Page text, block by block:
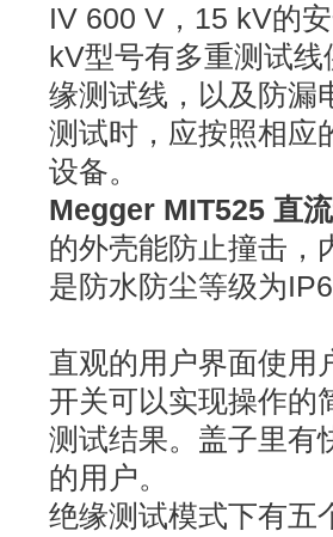
IV 600 V，15 kV的
kV型号有多重测试
缘测试线，以及防漏
测试时，应按照相应
设备。
Megger MIT525 直
的外壳能防止撞击，
是防水防尘等级为
直观的用户界面使用
开关可以实现操作的
测试结果。盖子里有
的用户。
绝缘测试模式下有五